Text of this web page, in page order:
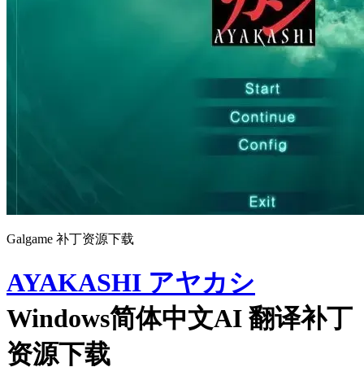
Galgame 补丁资源下载
AYAKASHI アヤカシ
Windows简体中文AI 翻译补丁
资源下载